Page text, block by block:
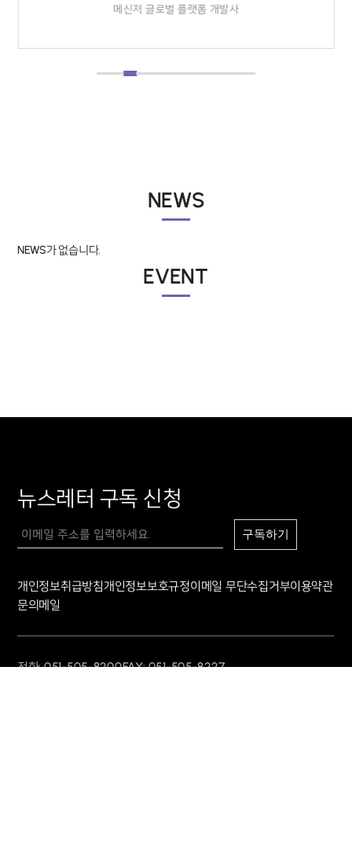
메신저 글로벌 플랫폼 개발사
NEWS
NEWS가 없습니다.
EVENT
10/
뉴스레터 구독 신청
구독하기
개인정보취급방침개인정보보호규정이메일 무단수집거부이용약관
문의메일
전화: 051-505-8200FAX: 051-505-8227